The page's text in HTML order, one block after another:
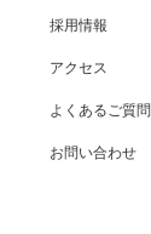
採用情報
アクセス
よくあるご質問
お問い合わせ